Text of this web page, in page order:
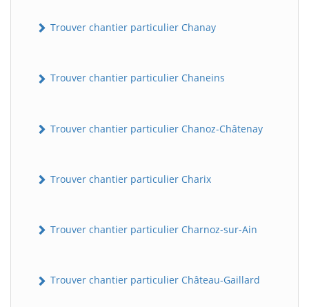
Trouver chantier particulier Chanay
Trouver chantier particulier Chaneins
Trouver chantier particulier Chanoz-Châtenay
Trouver chantier particulier Charix
Trouver chantier particulier Charnoz-sur-Ain
Trouver chantier particulier Château-Gaillard